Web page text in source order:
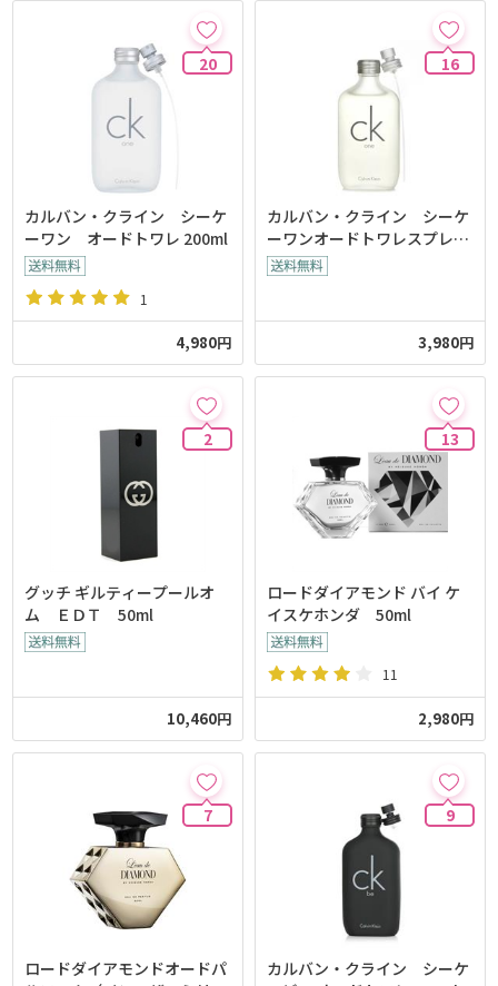
20
カルバン・クライン シーケ
ーワン オードトワレ 200ml
1
4,980円
16
カルバン・クライン シーケ
ーワンオードトワレスプレー
100ml
3,980円
2
グッチ ギルティープールオ
ム ＥＤＴ 50ml
10,460円
13
ロードダイアモンド バイ ケ
イスケホンダ 50ml
11
2,980円
7
ロードダイアモンドオードパ
9
カルバン・クライン シーケ